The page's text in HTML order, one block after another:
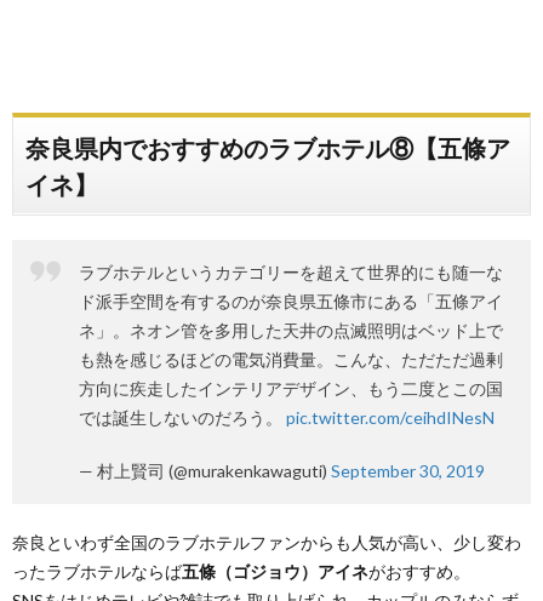
奈良県内でおすすめのラブホテル⑧【五條ア
イネ】
ラブホテルというカテゴリーを超えて世界的にも随一な
ド派手空間を有するのが奈良県五條市にある「五條アイ
ネ」。ネオン管を多用した天井の点滅照明はベッド上で
も熱を感じるほどの電気消費量。こんな、ただただ過剰
方向に疾走したインテリアデザイン、もう二度とこの国
では誕生しないのだろう。 pic.twitter.com/ceihdINesN
— 村上賢司 (@murakenkawaguti) September 30, 2019
奈良といわず全国のラブホテルファンからも人気が高い、少し変わ
ったラブホテルならば五條（ゴジョウ）アイネがおすすめ。